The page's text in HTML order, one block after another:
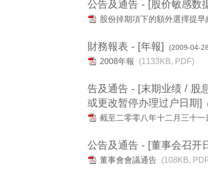
公告及通告 - [股价敏感数
股份掉期項下的額外選擇提
財務報表 - [年報] (2009-04-
2008年報 (1133KB, PDF)
告及通告 - [末期业绩 / 股
或更改暂停办理过户日期]
截至二零零八年十二月三十
公告及通告 - [董事会召开
董事會會議通告 (108KB,